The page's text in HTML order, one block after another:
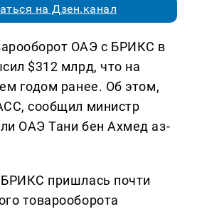
на Дзен.канал
ОАЭ с БРИКС в
$312 млрд, что на
годом ранее. Об этом,
сообщил министр
ОАЭ Тани бен Ахмед аз-
БРИКС пришлась почти
товарооборота